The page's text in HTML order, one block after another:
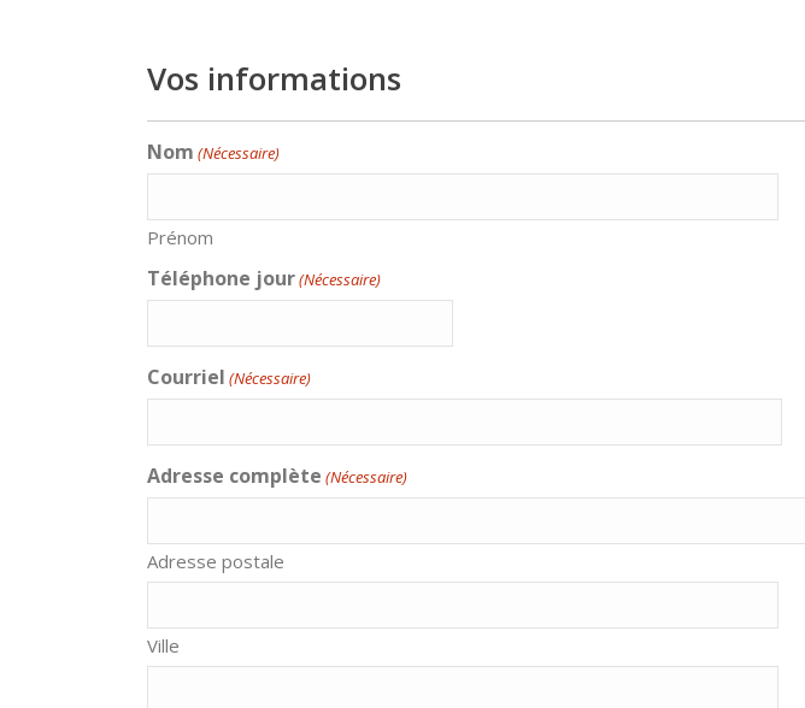
Vos informations
Nom (Nécessaire)
Prénom
Téléphone jour(Nécessaire)
Courriel (Nécessaire)
Adresse complète (Nécessaire)
Adresse postale
Ville